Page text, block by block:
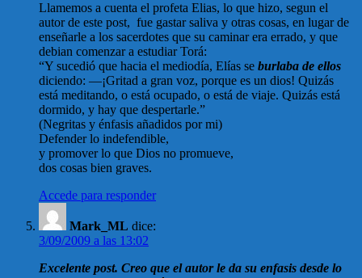
Llamemos a cuenta el profeta Elias, lo que hizo, segun el
autor de este post, fue gastar saliva y otras cosas, en lugar de
enseñarle a los sacerdotes que su caminar era errado, y que
debian comenzar a estudiar Torá:
“Y sucedió que hacia el mediodía, Elías se burlaba de ellos
diciendo: —¡Gritad a gran voz, porque es un dios! Quizás
está meditando, o está ocupado, o está de viaje. Quizás está
dormido, y hay que despertarle.”
(Negritas y énfasis añadidos por mi)
Defender lo indefendible,
y promover lo que Dios no promueve,
dos cosas bien graves.
Accede para responder
Mark_ML dice:
3/09/2009 a las 13:02
Excelente post. Creo que el autor le da su enfasis desde lo